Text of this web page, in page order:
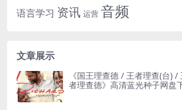
语言学习 资讯 运营 音频
文章展示
《国王理查德 / 王者理查(台)
者理查德》高清蓝光种子网盘